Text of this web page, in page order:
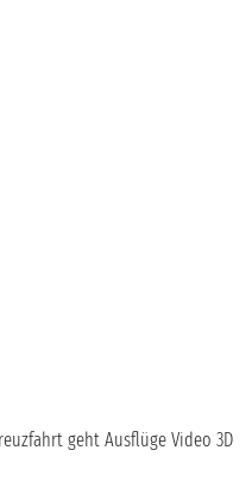
geht Ausflüge Video 3D